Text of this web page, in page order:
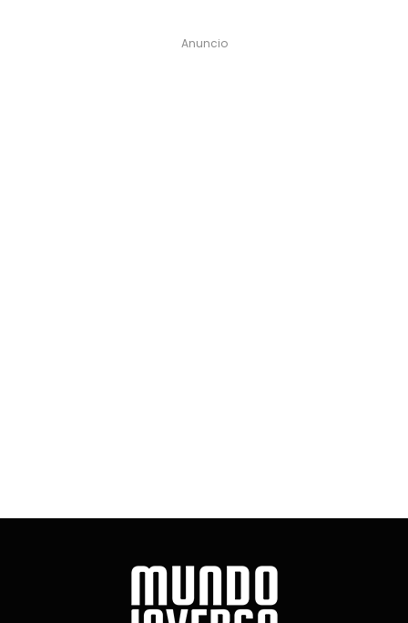
Anuncio